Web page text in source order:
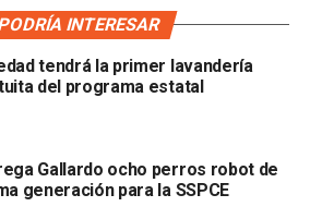
Nacionalpara inhibir el uso de
la ciudadanía y se exhortó a
a que acuda a los módulos
entregarlas a cambio de una
esto, según el tipo de artefacto
se encuentre.
INTERESAR
tendrá la primer lavandería
del programa estatal
Gallardo ocho perros robot de
generación para la SSPCE